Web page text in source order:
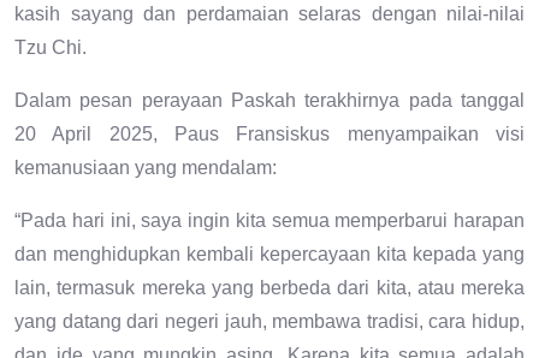
kasih sayang dan perdamaian selaras dengan nilai-nilai
Tzu Chi.
Dalam pesan perayaan Paskah terakhirnya pada tanggal
20 April 2025, Paus Fransiskus menyampaikan visi
kemanusiaan yang mendalam:
“Pada hari ini, saya ingin kita semua memperbarui harapan
dan menghidupkan kembali kepercayaan kita kepada yang
lain, termasuk mereka yang berbeda dari kita, atau mereka
yang datang dari negeri jauh, membawa tradisi, cara hidup,